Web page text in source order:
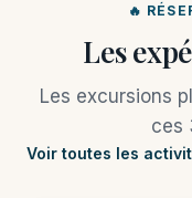
🔥
Les
Les excursions
ces
Voir toutes les